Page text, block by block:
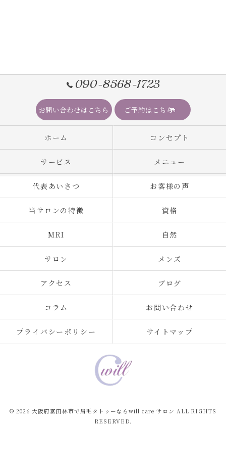
090-8568-1723
お問い合わせはこちら ご予約はこちら
ホーム コンセプト
サービス メニュー
代表あいさつ お客様の声
当サロンの特徴 資格
MRI 自然
サロン メンズ
アクセス ブログ
コラム お問い合わせ
プライバシーポリシー サイトマップ
© 2026 大阪府富田林市で眉毛タトゥーならwill care サロン ALL RIGHTS
RESERVED.